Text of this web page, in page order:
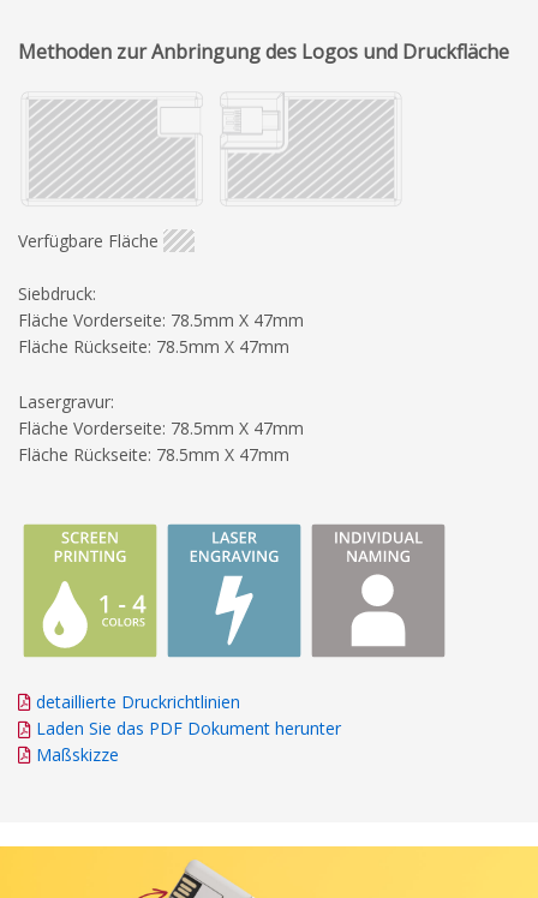
Methoden zur Anbringung des Logos und Druckfläche
Verfügbare Fläche
Siebdruck:
Fläche Vorderseite: 78.5mm X 47mm
Fläche Rückseite: 78.5mm X 47mm
Lasergravur:
Fläche Vorderseite: 78.5mm X 47mm
Fläche Rückseite: 78.5mm X 47mm
detaillierte Druckrichtlinien
Laden Sie das PDF Dokument herunter
Maßskizze